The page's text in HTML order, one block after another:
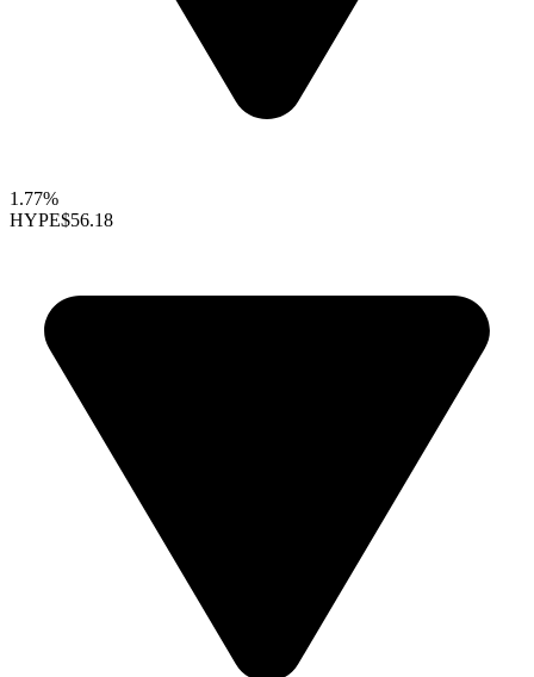
1.77%
HYPE$56.18